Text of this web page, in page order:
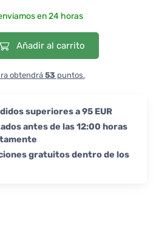
en 24 horas
Añadir al carrito
obtendrá 53 puntos.
superiores a 95 EUR
antes de las 12:00 horas
gratuitos dentro de los